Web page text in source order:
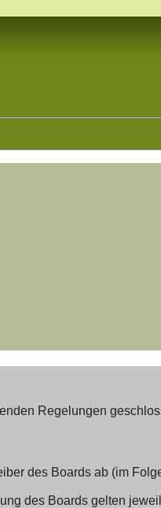
Regelungen
des Boards ab (im
des Boards gelten